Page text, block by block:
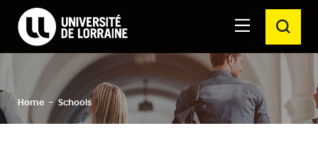
contenu
principal
moteur
de
recherche
Formations Université de Lorraine
Search
Close
Home Schools